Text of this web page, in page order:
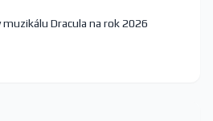
Dracula na rok 2026